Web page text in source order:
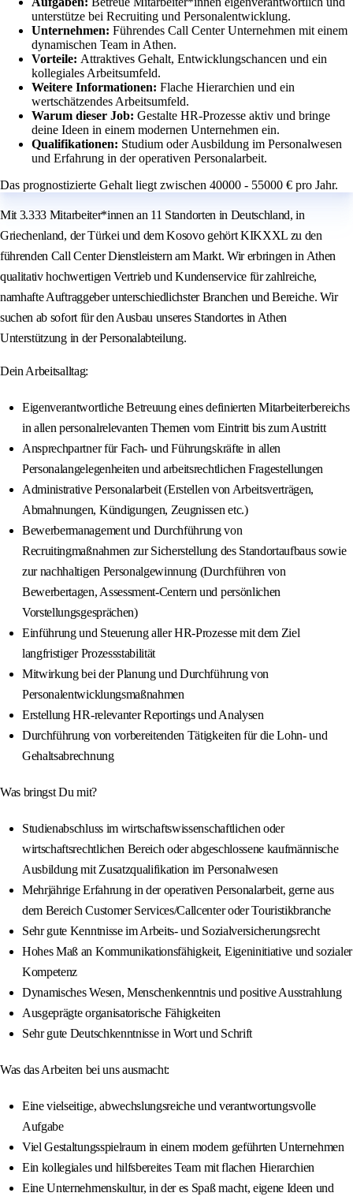
unterstütze bei Recruiting und Personalentwicklung.
Unternehmen: Führendes Call Center Unternehmen mit einem
dynamischen Team in Athen.
Vorteile: Attraktives Gehalt, Entwicklungschancen und ein
kollegiales Arbeitsumfeld.
Weitere Informationen: Flache Hierarchien und ein
wertschätzendes Arbeitsumfeld.
Warum dieser Job: Gestalte HR-Prozesse aktiv und bringe
deine Ideen in einem modernen Unternehmen ein.
Qualifikationen: Studium oder Ausbildung im Personalwesen
und Erfahrung in der operativen Personalarbeit.
Das prognostizierte Gehalt liegt zwischen 40000 - 55000 € pro Jahr.
Mit 3.333 Mitarbeiter*innen an 11 Standorten in Deutschland, in
Griechenland, der Türkei und dem Kosovo gehört KIKXXL zu den
führenden Call Center Dienstleistern am Markt. Wir erbringen in Athen
qualitativ hochwertigen Vertrieb und Kundenservice für zahlreiche,
namhafte Auftraggeber unterschiedlichster Branchen und Bereiche. Wir
suchen ab sofort für den Ausbau unseres Standortes in Athen
Unterstützung in der Personalabteilung.
Dein Arbeitsalltag:
Eigenverantwortliche Betreuung eines definierten Mitarbeiterbereichs
in allen personalrelevanten Themen vom Eintritt bis zum Austritt
Ansprechpartner für Fach- und Führungskräfte in allen
Personalangelegenheiten und arbeitsrechtlichen Fragestellungen
Administrative Personalarbeit (Erstellen von Arbeitsverträgen,
Abmahnungen, Kündigungen, Zeugnissen etc.)
Bewerbermanagement und Durchführung von
Recruitingmaßnahmen zur Sicherstellung des Standortaufbaus sowie
zur nachhaltigen Personalgewinnung (Durchführen von
Bewerbertagen, Assessment-Centern und persönlichen
Vorstellungsgesprächen)
Einführung und Steuerung aller HR-Prozesse mit dem Ziel
langfristiger Prozessstabilität
Mitwirkung bei der Planung und Durchführung von
Personalentwicklungsmaßnahmen
Erstellung HR-relevanter Reportings und Analysen
Durchführung von vorbereitenden Tätigkeiten für die Lohn- und
Gehaltsabrechnung
Was bringst Du mit?
Studienabschluss im wirtschaftswissenschaftlichen oder
wirtschaftsrechtlichen Bereich oder abgeschlossene kaufmännische
Ausbildung mit Zusatzqualifikation im Personalwesen
Mehrjährige Erfahrung in der operativen Personalarbeit, gerne aus
dem Bereich Customer Services/Callcenter oder Touristikbranche
Sehr gute Kenntnisse im Arbeits- und Sozialversicherungsrecht
Hohes Maß an Kommunikationsfähigkeit, Eigeninitiative und sozialer
Kompetenz
Dynamisches Wesen, Menschenkenntnis und positive Ausstrahlung
Ausgeprägte organisatorische Fähigkeiten
Sehr gute Deutschkenntnisse in Wort und Schrift
Was das Arbeiten bei uns ausmacht:
Eine vielseitige, abwechslungsreiche und verantwortungsvolle
Aufgabe
Viel Gestaltungsspielraum in einem modern geführten Unternehmen
Ein kollegiales und hilfsbereites Team mit flachen Hierarchien
Eine Unternehmenskultur, in der es Spaß macht, eigene Ideen und